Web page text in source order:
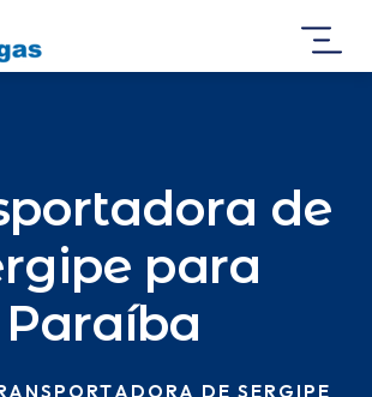
de
para
Paraíba
DE SERGIPE